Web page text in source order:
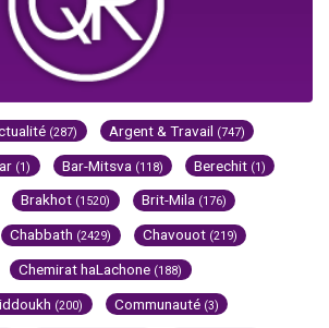
(287) Argent & Travail (747)
(1) Bar-Mitsva (118) Berechit (1)
Brakhot (1520) Brit-Mila (176)
Chabbath (2429) Chavouot (219)
Chemirat haLachone (188)
(200) Communauté (3)